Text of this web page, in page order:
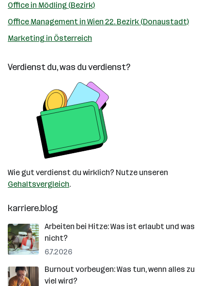
Office in Mödling (Bezirk)
Office Management in Wien 22. Bezirk (Donaustadt)
Marketing in Österreich
Verdienst du, was du verdienst?
Wie gut verdienst du wirklich? Nutze unseren
Gehaltsvergleich.
karriere.blog
Arbeiten bei Hitze: Was ist erlaubt und was
nicht?
6.7.2026
Burnout vorbeugen: Was tun, wenn alles zu
viel wird?